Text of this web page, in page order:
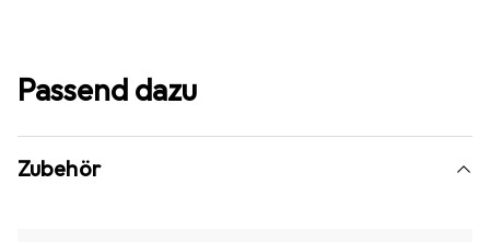
Passend dazu
Zubehör